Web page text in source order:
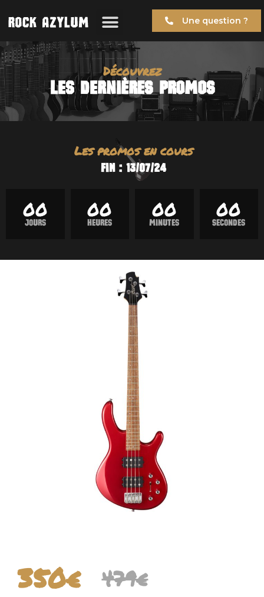
Une question ?
Découvrez
Les dernIÈRES PROMOS
Les promos en cours
FIN : 13/07/24
00
Jours
00
Heures
00
MInutes
00
Secondes
350€ 479€